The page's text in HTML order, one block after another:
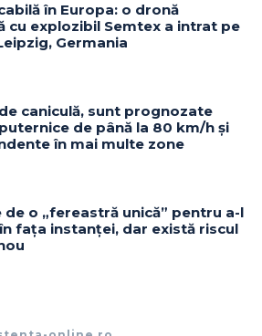
în Europa: o dronă
cu explozibil Semtex a intrat pe
Germania
caniculă, sunt prognozate
de până la 80 km/h și
în mai multe zone
de o „fereastră unică” pentru a-l
fața instanței, dar există riscul